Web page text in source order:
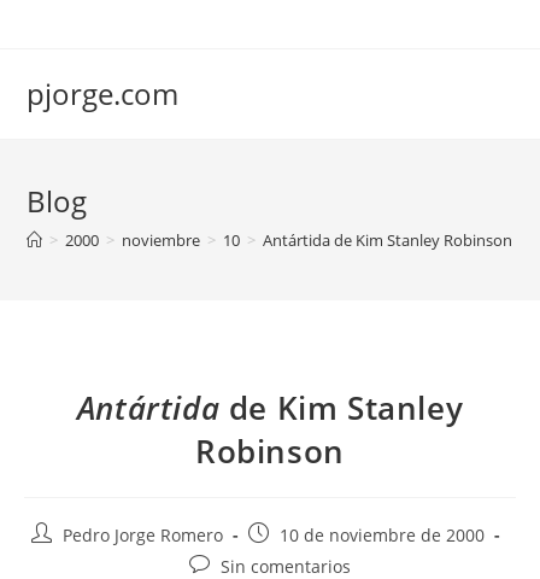
pjorge.com
Blog
> 2000 > noviembre > 10 > Antártida de Kim Stanley Robinson
Antártida de Kim Stanley
Robinson
AutorPedro Jorge Romero
Publicación
de
10 de noviembre de 2000
Comentarios
Sin comentarios